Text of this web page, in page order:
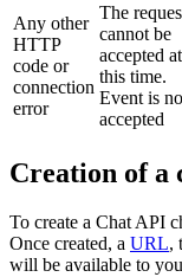
Any other
HTTP
code or
connection
error
The
cannot be
accepted at
this time.
Event is
accepted
Creation of a
To create a Chat API
Once created, a URL,
will be available to